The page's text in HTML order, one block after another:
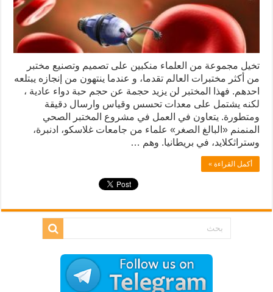
تخيل مجموعة من العلماء منكبين على تصميم وتصنيع مختبر
من أكثر مختبرات العالم تقدما، و عندما ينتهون من إنجازه يبتلعه
احدهم. فهذا المختبر لن يزيد حجمة عن حجم حبة دواء عادية ،
لكنه يشتمل على معدات تحسس وقياس وارسال دقيقة
ومتطورة. يتعاون في العمل في مشروع المختبر الصحي
المنمنم «البالغ الصغر» علماء من جامعات غلاسکو، ادنبرة،
وستراثكلايد، في بريطانيا. وهم …
أكمل القراءة »